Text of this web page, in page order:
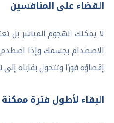
القضاء على المنافسين
لا يمكنك الهجوم المباشر بل
الاصطدام بجسمك وإذا
إقصاؤه فورًا وتتحول بقاياه
البقاء لأطول فترة ممكنة